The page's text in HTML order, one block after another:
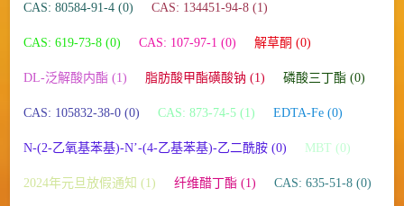
CAS: 80584-91-4 (0) CAS: 134451-94-8 (1)
CAS: 619-73-8 (0) CAS: 107-97-1 (0) 解草酮 (0)
DL-泛解酸内酯 (1) 脂肪酸甲酯磺酸钠 (1) 磷酸三丁酯 (0)
CAS: 105832-38-0 (0) CAS: 873-74-5 (1) EDTA-Fe (0)
N-(2-乙氧基苯基)-N’-(4-乙基苯基)-乙二酰胺 (0) MBT (0)
2024年元旦放假通知 (1) 纤维醋丁酯 (1) CAS: 635-51-8 (0)